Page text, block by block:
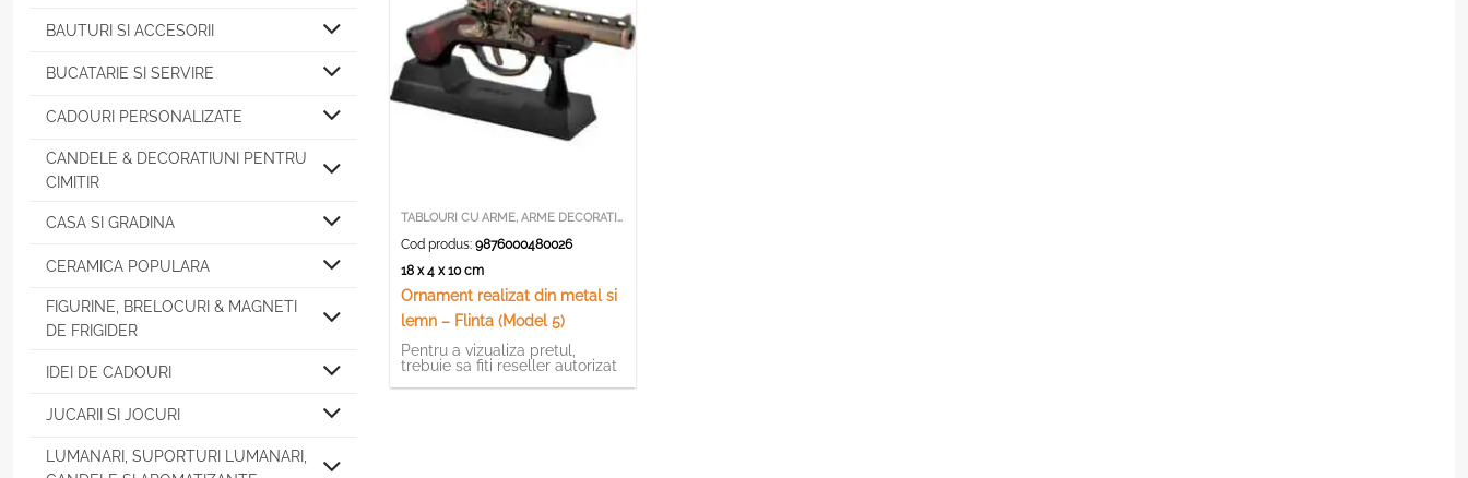
BAUTURI SI ACCESORII
BUCATARIE SI SERVIRE
CADOURI PERSONALIZATE
CANDELE & DECORATIUNI PENTRU
CIMITIR
CASA SI GRADINA
CERAMICA POPULARA
FIGURINE, BRELOCURI & MAGNETI
DE FRIGIDER
IDEI DE CADOURI
JUCARII SI JOCURI
LUMANARI, SUPORTURI LUMANARI,
TABLOURI CU ARME, ARME DECORATIVE
Cod produs:9876000480026
18 x 4 x 10 cm
Ornament realizat din metal si
lemn – Flinta (Model 5)
Pentru a vizualiza pretul,
trebuie sa fiti reseller autorizat